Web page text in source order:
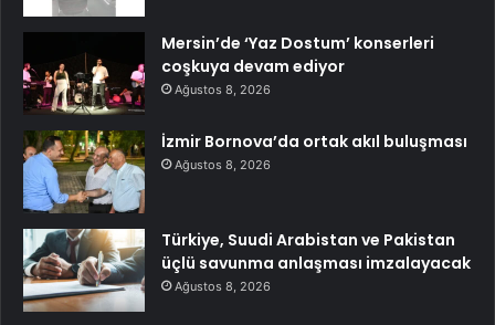
Mersin’de ‘Yaz Dostum’ konserleri
coşkuya devam ediyor
Ağustos 8, 2026
İzmir Bornova’da ortak akıl buluşması
Ağustos 8, 2026
Türkiye, Suudi Arabistan ve Pakistan
üçlü savunma anlaşması imzalayacak
Ağustos 8, 2026